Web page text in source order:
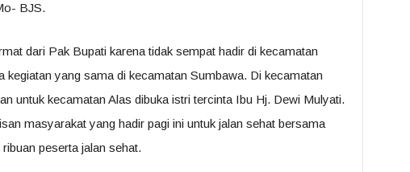
BJS.
dari Pak Bupati karena tidak sempat hadir di kecamatan
kegiatan yang sama di kecamatan Sumbawa. Di kecamatan
untuk kecamatan Alas dibuka istri tercinta Ibu Hj. Dewi Mulyati.
masyarakat yang hadir pagi ini untuk jalan sehat bersama
peserta jalan sehat.